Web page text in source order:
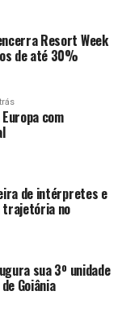
Resort Week
de até 30%
com
de intérpretes e
trajetória no
sua 3º unidade
Goiânia